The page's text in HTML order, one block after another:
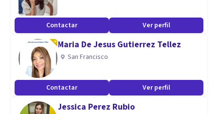
Contactar Ver perfil
Maria De Jesus Gutierrez Tellez
San Francisco
Contactar Ver perfil
Jessica Perez Rubio